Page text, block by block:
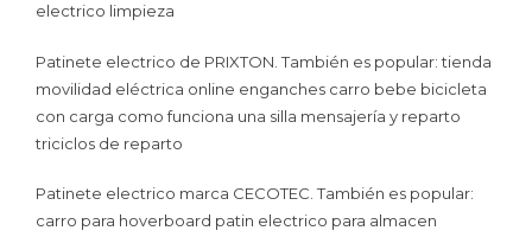
electrico limpieza
Patinete electrico de PRIXTON. También es popular: tienda
movilidad eléctrica online enganches carro bebe bicicleta
con carga como funciona una silla mensajería y reparto
triciclos de reparto
Patinete electrico marca CECOTEC. También es popular:
carro para hoverboard patin electrico para almacen